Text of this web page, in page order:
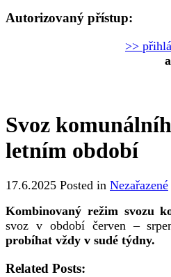
Autorizovaný přístup:
>>
Svoz
letním období
17.6.2025 Posted in Nezařazené
Kombinovaný režim svozu
svoz v období červen –
probíhat vždy v sudé týdny.
Related Posts: